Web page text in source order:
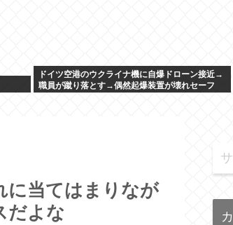
ドイツ空港のウクライナ機に自爆ドローン接近→
職員が蹴り落とす→偶然起爆装置が壊れセーフ
に当てはまりなが
だよな